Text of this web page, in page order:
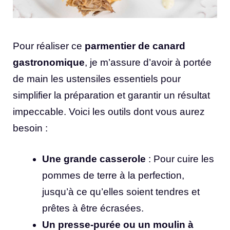
Pour réaliser ce parmentier de canard
gastronomique, je m’assure d’avoir à portée
de main les ustensiles essentiels pour
simplifier la préparation et garantir un résultat
impeccable. Voici les outils dont vous aurez
besoin :
Une grande casserole : Pour cuire les
pommes de terre à la perfection,
jusqu’à ce qu’elles soient tendres et
prêtes à être écrasées.
Un presse-purée ou un moulin à